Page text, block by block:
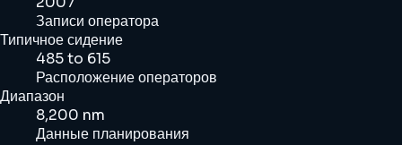
Записи оператора
Типичное сидение
485 to 615
Расположение операторов
Диапазон
8,200 nm
Данные планирования